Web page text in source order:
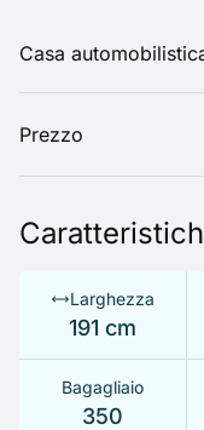
Casa
Prezzo
Larghezza
191 cm
Bagagliaio
350